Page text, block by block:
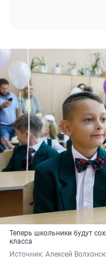
Теперь школьники будут
класса
Источник: Алексей